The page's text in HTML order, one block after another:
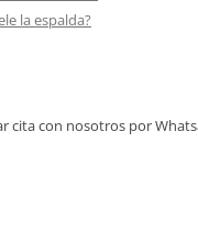
la espalda?
cita con nosotros por